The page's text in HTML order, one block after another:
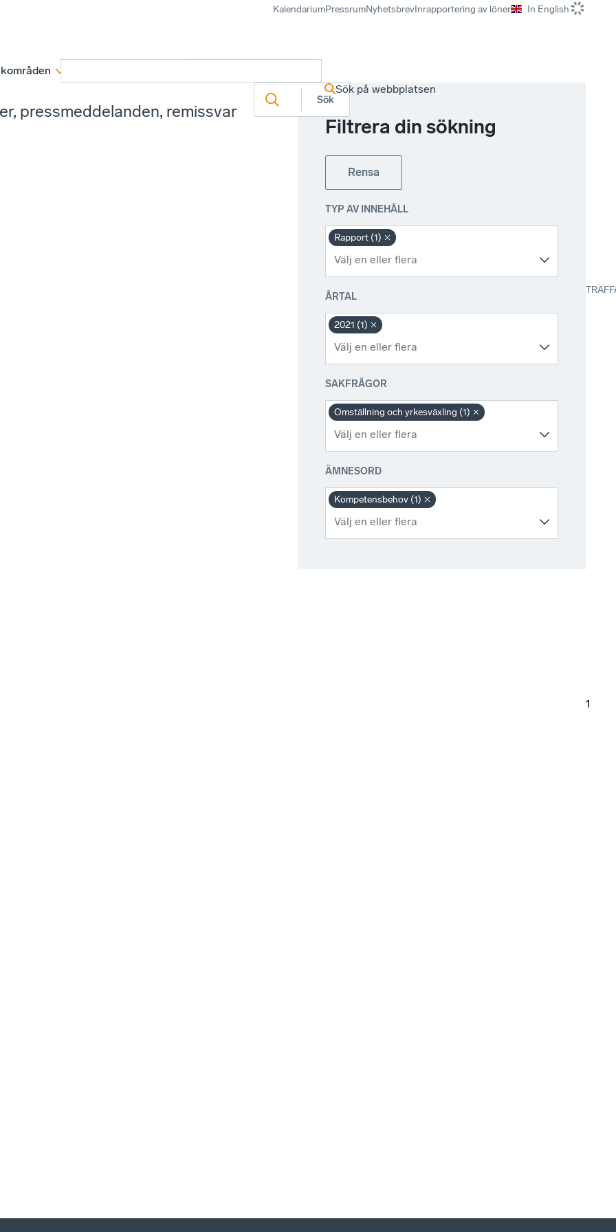
KalendariumPressrumNyhetsbrevInrapportering av löner In English
Sök på webbplatsen
pressmeddelanden, remissvar
Filtrera din sökning
Rensa
TYP AV INNEHÅLL
Rapport (1)
ÅRTAL
2021 (1)
SAKFRÅGOR
Omställning och yrkesväxling (1)
ÄMNESORD
Kompetensbehov (1)
Sök
1